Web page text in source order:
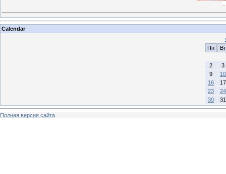
Calendar
Пн
Вт
2
3
9
10
16
17
23
24
30
31
Полная версия сайта